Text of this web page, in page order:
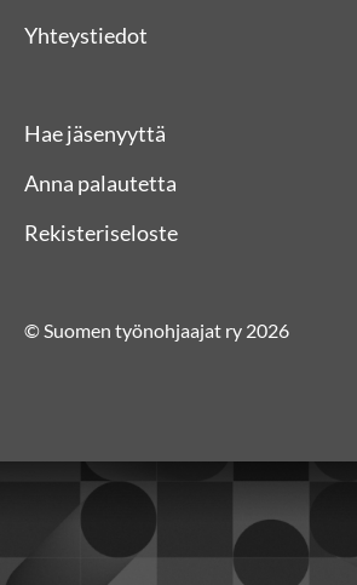
Yhteystiedot
Hae jäsenyyttä
Anna palautetta
Rekisteriseloste
© Suomen työnohjaajat ry 2026